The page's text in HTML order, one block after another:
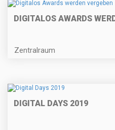
DIGITALOS AWARDS
Zentralraum
DIGITAL DAYS 2019